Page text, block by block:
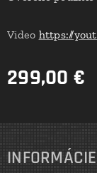
Video https://
299,00 €
INFORMÁCIE